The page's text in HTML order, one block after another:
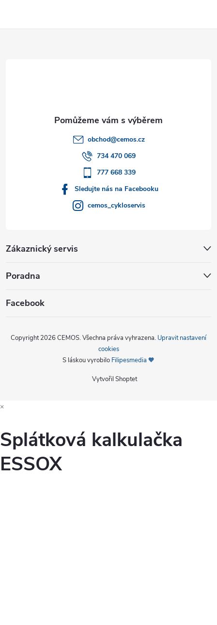
obchod@cemos.cz
734 470 069
777 668 339
Sledujte nás na Facebooku
cemos_cykloservis
Zákaznický servis
Poradna
Facebook
Vytvořil Shoptet
Copyright 2026 CEMOS. Všechna práva vyhrazena. Upravit nastavení
cookies
S láskou vyrobilo Filipesmedia 🧡
×
Splátková kalkulačka
ESSOX